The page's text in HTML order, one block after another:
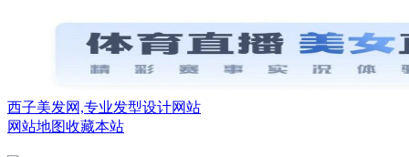
西子美发网,专业发型设计网站
网站地图收藏本站